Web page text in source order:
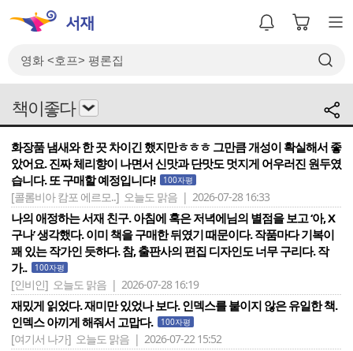
책이좋다
화장품 냄새와 한 끗 차이긴 했지만ㅎㅎㅎ 그만큼 개성이 확실해서 좋
았어요. 진짜 체리향이 나면서 신맛과 단맛도 멋지게 어우러진 원두였
습니다. 또 구매할 예정입니다!
100자평
[콜롬비아 캄포 에르모..] 오늘도 맑음 | 2026-07-28 16:33
나의 애정하는 서재 친구. 아침에 혹은 저녁에님의 별점을 보고 ‘아, X
구나’ 생각했다. 이미 책을 구매한 뒤였기 때문이다. 작품마다 기복이
꽤 있는 작가인 듯하다. 참, 출판사의 편집 디자인도 너무 구리다. 작
가..
100자평
[인비인] 오늘도 맑음 | 2026-07-28 16:19
재밌게 읽었다. 재미만 있었나 보다. 인덱스를 붙이지 않은 유일한 책.
인덱스 아끼게 해줘서 고맙다.
100자평
[여기서 나가] 오늘도 맑음 | 2026-07-22 15:52